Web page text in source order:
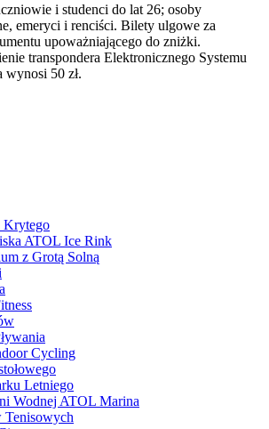
i studenci do lat 26; osoby
emeryci i renciści. Bilety ulgowe za
upoważniającego do zniżki.
transpondera Elektronicznego Systemu
wynosi 50 zł.
Krytego
ATOL Ice Rink
z Grotą Solną
Cycling
Letniego
Wodnej ATOL Marina